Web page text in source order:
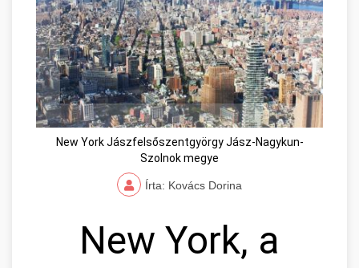
New York Jászfelsőszentgyörgy Jász-Nagykun-
Szolnok megye
Írta: Kovács Dorina
New York, a